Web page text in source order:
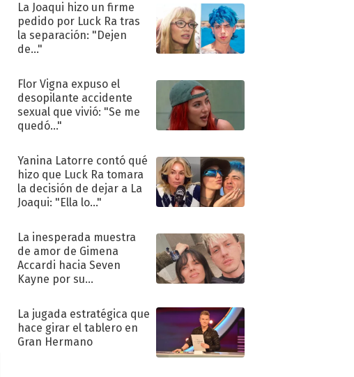
La Joaqui hizo un firme
pedido por Luck Ra tras
la separación: "Dejen
de..."
Flor Vigna expuso el
desopilante accidente
sexual que vivió: "Se me
quedó..."
Yanina Latorre contó qué
hizo que Luck Ra tomara
la decisión de dejar a La
Joaqui: "Ella lo..."
La inesperada muestra
de amor de Gimena
Accardi hacia Seven
Kayne por su
La jugada estratégica que
hace girar el tablero en
Gran Hermano